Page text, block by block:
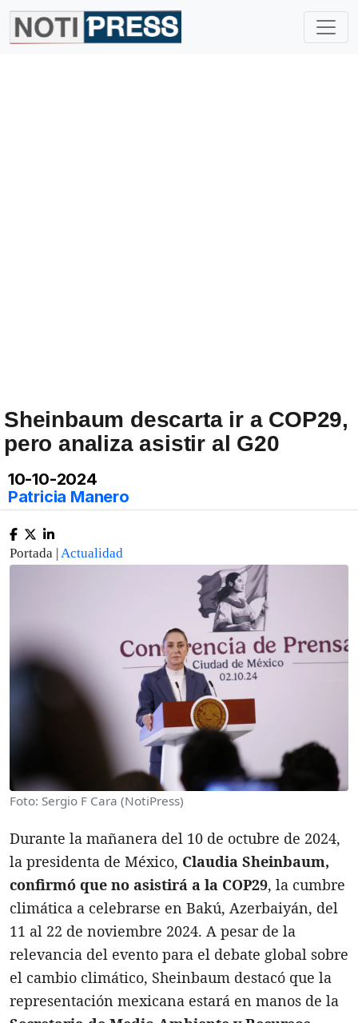
Sheinbaum descarta ir a COP29,
pero analiza asistir al G20
10-10-2024
Patricia Manero
Portada |Actualidad
Foto: Sergio F Cara (NotiPress)
Durante la mañanera del 10 de octubre de 2024,
la presidenta de México, Claudia Sheinbaum,
confirmó que no asistirá a la COP29, la cumbre
climática a celebrarse en Bakú, Azerbaiyán, del
11 al 22 de noviembre 2024. A pesar de la
relevancia del evento para el debate global sobre
el cambio climático, Sheinbaum destacó que la
representación mexicana estará en manos de la